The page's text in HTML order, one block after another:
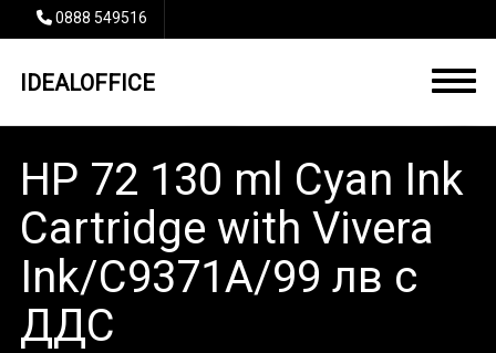
0888 549516
IDEALOFFICE
HP 72 130 ml Cyan Ink
Cartridge with Vivera
Ink/C9371A/99 лв с
ДДС